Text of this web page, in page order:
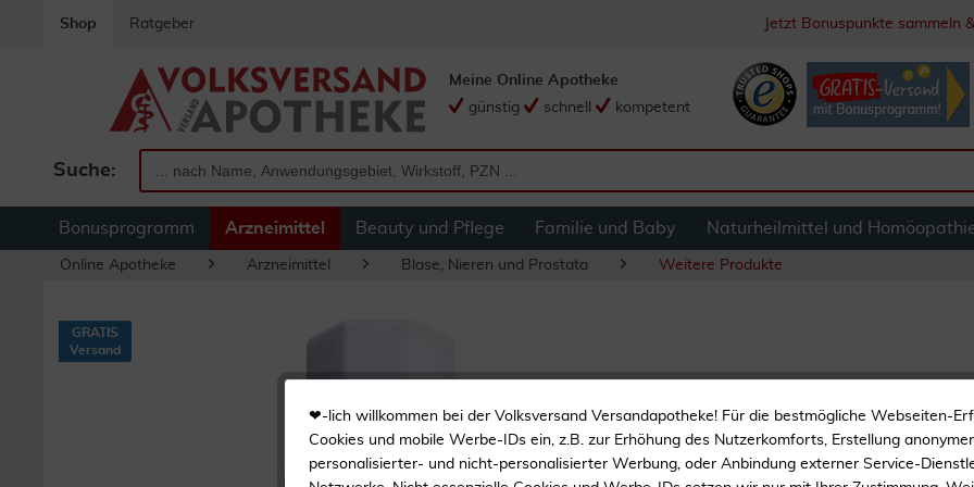
Shop Ratgeber Jetzt Bonuspunkte sammeln
Suche:
Meine Online Apotheke
günstig
schnell kompetent
Bonusprogramm Arzneimittel Beauty und Pflege Familie und Baby Naturheilmittel und
Online Apotheke Arzneimittel Blase, Nieren und Prostata Weitere Produkte
Naturafit
GRATIS
Versand
❤-lich willkommen bei der Volksversand Versandapotheke! Für die bestmögliche Webseiten-
Cookies und mobile Werbe-IDs ein, z.B. zur Erhöhung des Nutzerkomforts, Erstellung
personalisierter- und nicht-personalisierter Werbung, oder Anbindung externer Service-